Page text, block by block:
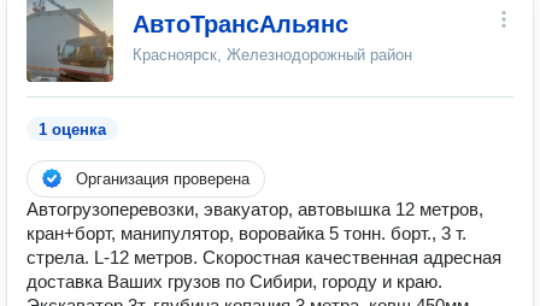
АвтоТрансАльянс
Красноярск, Железнодорожный район
1 оценка
Организация проверена
Автогрузоперевозки, эвакуатор, автовышка 12 метров,
кран+борт, манипулятор, воровайка 5 тонн. борт., 3 т.
стрела. L-12 метров. Скоростная качественная адресная
доставка Ваших грузов по Сибири, городу и краю.